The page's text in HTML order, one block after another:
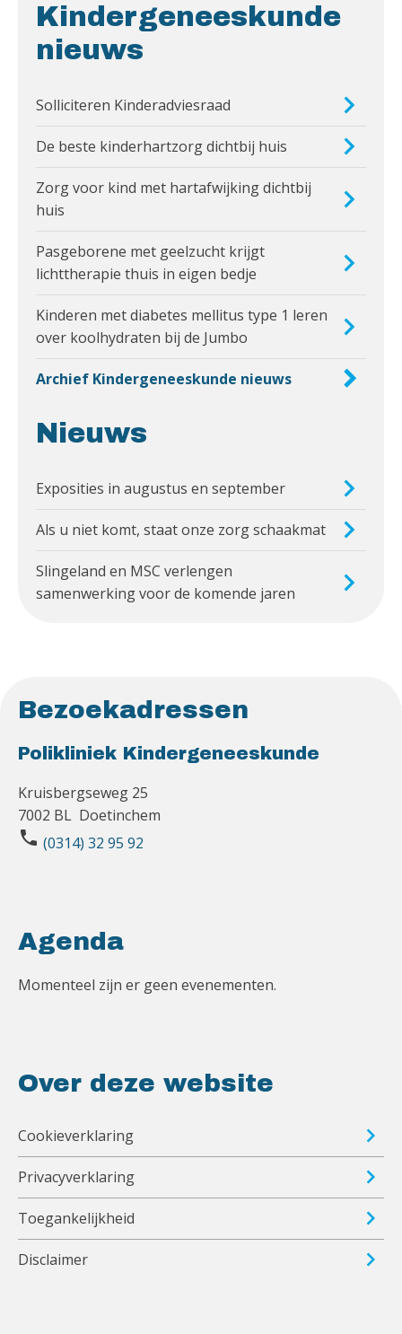
Kindergeneeskunde
nieuws
Solliciteren Kinderadviesraad
De beste kinderhartzorg dichtbij huis
Zorg voor kind met hartafwijking dichtbij
huis
Pasgeborene met geelzucht krijgt
lichttherapie thuis in eigen bedje
Kinderen met diabetes mellitus type 1 leren
over koolhydraten bij de Jumbo
Archief Kindergeneeskunde nieuws
Nieuws
Exposities in augustus en september
Als u niet komt, staat onze zorg schaakmat
Slingeland en MSC verlengen
samenwerking voor de komende jaren
Bezoekadressen
Polikliniek Kindergeneeskunde
Kruisbergseweg 25
7002 BL Doetinchem
phone (0314) 32 95 92
Agenda
Momenteel zijn er geen evenementen.
Over deze website
Cookieverklaring
Privacyverklaring
Toegankelijkheid
Disclaimer